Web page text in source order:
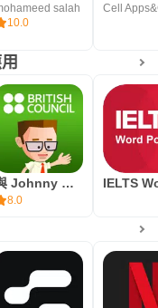
salah
10.0
與 Johnny Grammar 一起學習英語詞彙和語法
8.0